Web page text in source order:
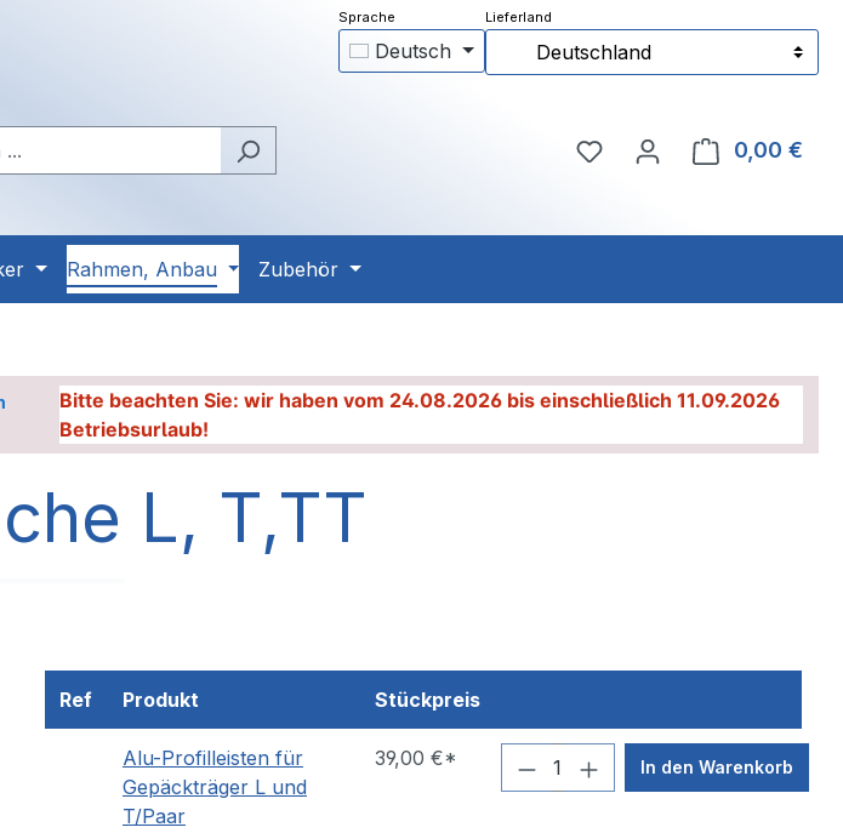
Deutsch
Deutschland
Du hast 0 Produkte auf
0,00 €
Rahmen, Anbau Zubehör
Bitte beachten Sie: wir haben vom 24.08.2026 bis einschließlich 11.09.2026
Betriebsurlaub!
L, T,TT
Ref Produkt Stückpreis
Alu-Profilleisten für
Gepäckträger L und
T/Paar
39,00 €* In den Warenkorb